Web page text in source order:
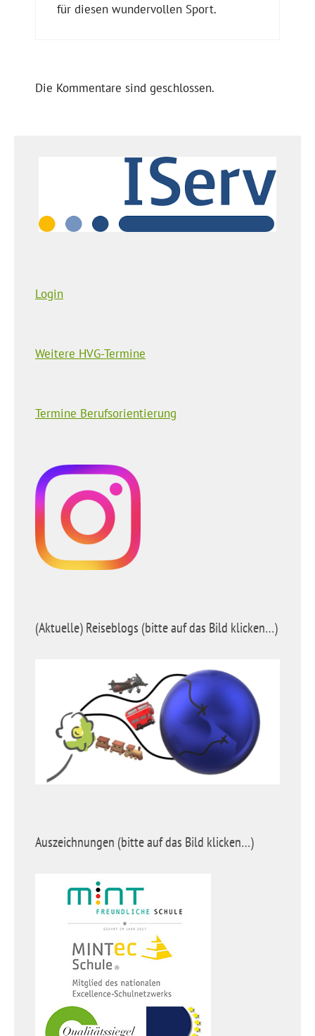
für diesen wundervollen Sport.
Die Kommentare sind geschlossen.
Login
Weitere HVG-Termine
Termine Berufsorientierung
(Aktuelle) Reiseblogs (bitte auf das Bild klicken…)
Auszeichnungen (bitte auf das Bild klicken…)